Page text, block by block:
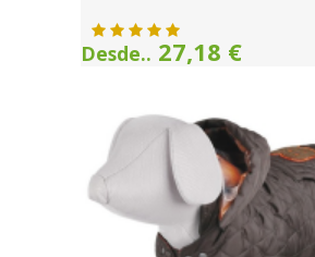
Desde.. 27,18 €